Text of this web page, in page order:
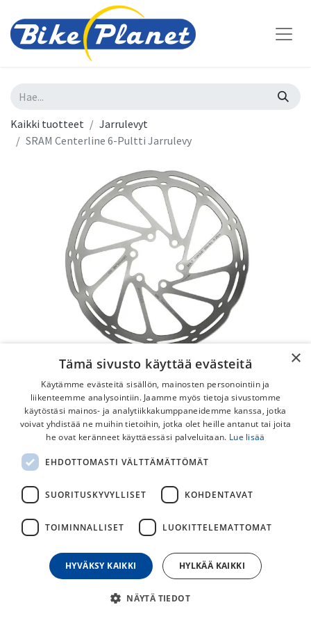
Kaikki tuotteet
Jarrulevyt
SRAM Centerline 6-Pultti Jarrulevy
SRAM Centerline 6-Pultti Jarrulevy
69,00
päivän alin hinta
×
Tämä sivusto käyttää evästeitä
Käytämme evästeitä sisällön, mainosten personointiin ja
liikenteemme analysointiin. Jaamme myös tietoja sivustomme
käytöstäsi mainos- ja analytiikkakumppaneidemme kanssa, jotka
voivat yhdistää ne muihin tietoihin, jotka olet heille antanut tai joita
he ovat keränneet käyttäessäsi palveluitaan. Lue lisää
EHDOTTOMASTI VÄLTTÄMÄTTÖMÄT
SUORITUSKYVYLLISET KOHDENTAVAT
TOIMINNALLISET LUOKITTELEMATTOMAT
HYVÄKSY KAIKKI HYLKÄÄ KAIKKI
NÄYTÄ TIEDOT